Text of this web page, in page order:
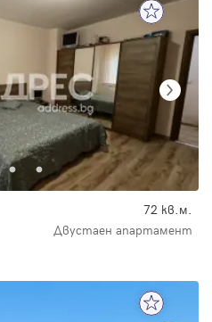
72 кв.м.
Двустаен апартамент
парола